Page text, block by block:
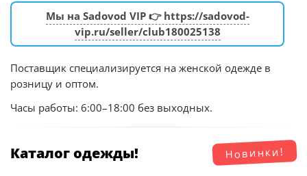
Мы на Sadovod VIP 👉 https://sadovod-
vip.ru/seller/club180025138
Поставщик специализируется на женской одежде в
розницу и оптом.
Часы работы: 6:00–18:00 без выходных.
Новинки!
Каталог одежды!